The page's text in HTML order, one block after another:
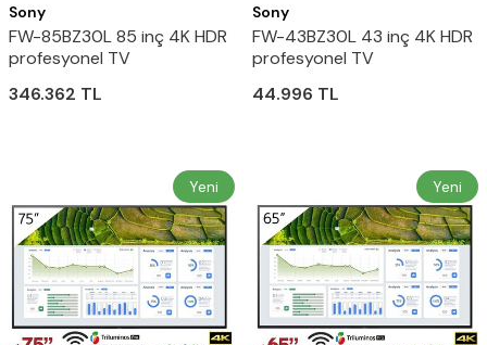
Sony
FW-85BZ30L 85 inç 4K HDR
profesyonel TV
346.362 TL
Sony
FW-43BZ30L 43 inç 4K HDR
profesyonel TV
44.996 TL
Yeni Yeni